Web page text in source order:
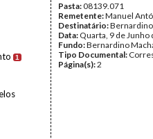
1
Pasta:08139.071
Remetente:Manuel
Destinatário:
Data: Quarta, 9 de Junho
Fundo:Bernardino
Tipo Documental:
Página(s):2